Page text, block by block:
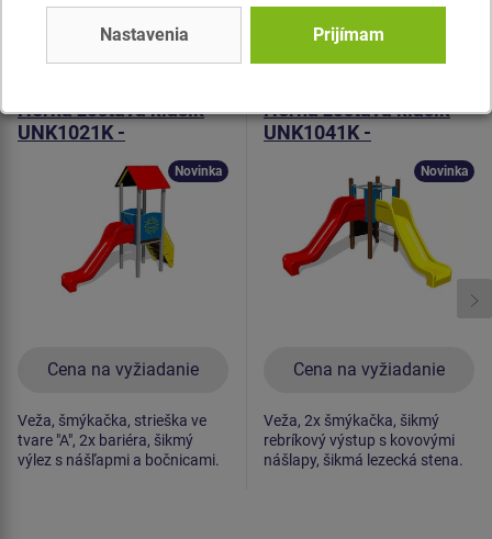
Podobný tovar
Herná zostava klasik
UNK1021K -
Cena na vyžiadanie
Novinka
Veža, šmýkačka, strieška ve
tvare "A", 2x bariéra, šikmý
výlez s nášľapmi a bočnicami.
Herná zostava klasik
UNK1041K -
Cena na vyžiadanie
Novinka
Veža, 2x šmýkačka, šikmý
rebríkový výstup s kovovými
nášlapy, šikmá lezecká stena.
Nastavenia Prijímam